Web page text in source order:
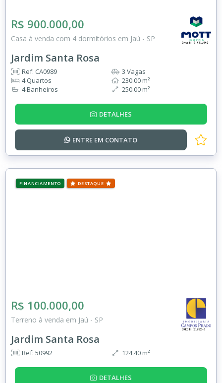
R$ 900.000,00
Casa à venda com 4 dormitórios em Jaú - SP
Jardim Santa Rosa
Ref: CA0989
4 Quartos
4 Banheiros
3 Vagas
230.00 m²
250.00 m²
DETALHES
ENTRE EM CONTATO
FINANCIAMENTO DESTAQUE
R$ 100.000,00
Terreno à venda em Jaú - SP
Jardim Santa Rosa
Ref: 50992 124.40 m²
DETALHES